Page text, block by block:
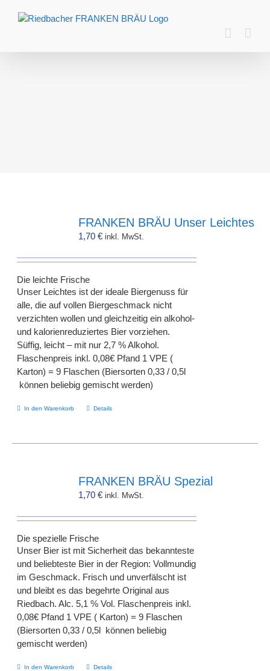
Inhalt
FRANKEN BRÄU Unser Leichtes
1,70€ inkl. MwSt.
Die leichte Frische
Unser Leichtes ist der ideale Biergenuss für
alle, die auf vollen Biergeschmack nicht
verzichten wollen und gleichzeitig ein alkohol-
und kalorienreduziertes Bier vorziehen.
Süffig, leicht – mit nur 2,7 % Alkohol.
Flaschenpreis inkl. 0,08€ Pfand 1 VPE (
Karton) = 9 Flaschen (Biersorten 0,33 / 0,5l
können beliebig gemischt werden)
In den Warenkorb Details
FRANKEN BRÄU Spezial
1,70€ inkl. MwSt.
Die spezielle Frische
Unser Bier ist mit Sicherheit das bekannteste
und beliebteste Bier in der Region: Vollmundig
im Geschmack. Frisch und unverfälscht ist
und bleibt es das begehrte Original aus
Riedbach. Alc. 5,1 % Vol. Flaschenpreis inkl.
0,08€ Pfand 1 VPE ( Karton) = 9 Flaschen
(Biersorten 0,33 / 0,5l können beliebig
gemischt werden)
In den Warenkorb Details